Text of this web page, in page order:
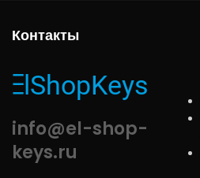
Контакты
info@el-shop-
keys.ru